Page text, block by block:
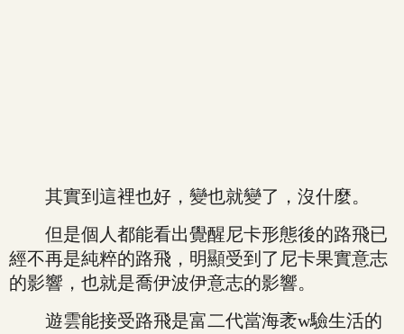
其實到這裡也好，變也就變了，沒什麼。
但是個人都能看出覺醒尼卡形態後的路飛已
經不再是純粹的路飛，明顯受到了尼卡果實意志
的影響，也就是喬伊波伊意志的影響。
遊雲能接受路飛是富二代當海袤w驗生活的